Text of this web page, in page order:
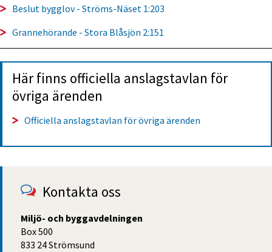
Beslut bygglov - Ströms-Näset 1:203
Grannehörande - Stora Blåsjön 2:151
Här finns officiella anslagstavlan för
övriga ärenden
Officiella anslagstavlan för övriga ärenden
Kontakta oss
Miljö- och byggavdelningen
Box 500
833 24 Strömsund